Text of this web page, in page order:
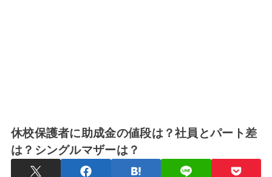
休校保護者に助成金の値段は？社員とパート差
は？シングルマザーは？